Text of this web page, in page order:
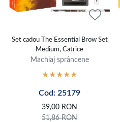
Set cadou The Essential Brow Set
Medium, Catrice
Machiaj sprâncene
Cod: 25179
39,00 RON
51,86RON